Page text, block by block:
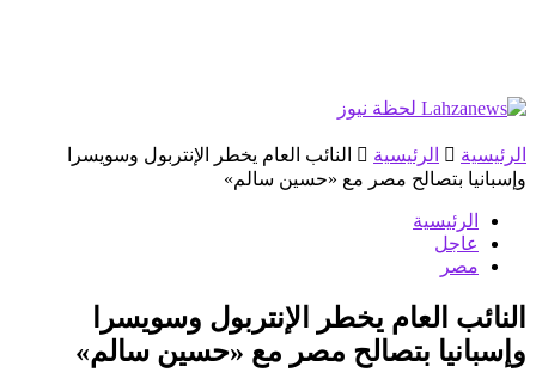
الرئيسية الرئيسية
النائب العام يخطر الإنتربول وسويسرا
وإسبانيا بتصالح مصر مع «حسين سالم»
الرئيسية
عاجل
مصر
النائب العام يخطر الإنتربول وسويسرا
وإسبانيا بتصالح مصر مع «حسين سالم»